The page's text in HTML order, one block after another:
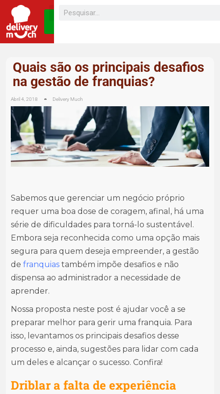
SEJA UM
Quais são os principais desafios
na gestão de franquias?
Abril 4, 2018 Delivery Much
Sabemos que gerenciar um negócio próprio
requer uma boa dose de coragem, afinal, há uma
série de dificuldades para torná-lo sustentável.
Embora seja reconhecida como uma opção mais
segura para quem deseja empreender, a gestão
de franquias também impõe desafios e não
dispensa ao administrador a necessidade de
aprender.
Nossa proposta neste post é ajudar você a se
preparar melhor para gerir uma franquia. Para
isso, levantamos os principais desafios desse
processo e, ainda, sugestões para lidar com cada
um deles e alcançar o sucesso. Confira!
Driblar a falta de experiência